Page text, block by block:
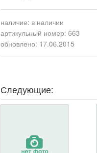
наличие: в наличии
артикульный номер: 663
обновлено: 17.06.2015
Следующие: